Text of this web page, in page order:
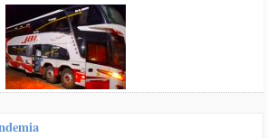
está vinculado a las siguientes categorías y
Playas de Río de Janeiro